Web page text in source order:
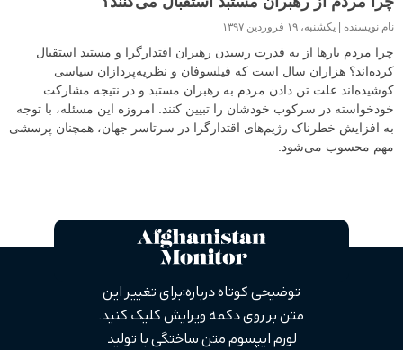
نام نویسنده یکشنبه، ۱۹ فروردین ۱۳۹۷
چرا مردم بارها از به قدرت رسیدن رهبران اقتدارگرا و مستبد استقبال
کرده‌اند؟ هزاران سال است که فیلسوفان و نظریه‌پردازان سیاسی
کوشیده‌اند علت تن دادن مردم به رهبران مستبد و در نتیجه مشارکت
خودخواسته در سرکوب خودشان را تبیین کنند. امروزه این مسئله، با توجه
به افزایش خطرناک رژیم‌های اقتدارگرا در سرتاسر جهان، همچنان پرسشی
مهم محسوب می‌شود.
توضیحی کوتاه درباره: برای تغییر این
متن بر روی دکمه ویرایش کلیک کنید.
لورم ایپسوم متن ساختگی با تولید